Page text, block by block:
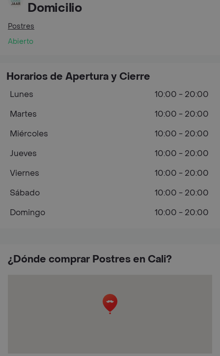
Domicilio
Postres
Abierto
¿Dónde comprar Postres en Cali?
Horarios de Apertura y Cierre
Lunes
10:00 - 20:00
Martes
10:00 - 20:00
Miércoles
10:00 - 20:00
Jueves
10:00 - 20:00
Viernes
10:00 - 20:00
Sábado
10:00 - 20:00
Domingo
10:00 - 20:00